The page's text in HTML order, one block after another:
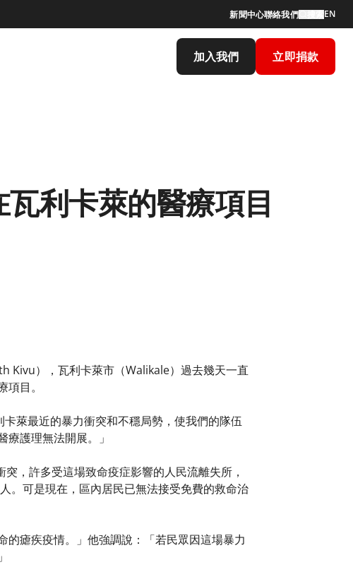
新聞中心聯絡我們 EN
加入我們 立即捐款
利卡萊的醫療項目
Kivu），瓦利卡萊市（Walikale）過去幾天一直
目。
萊最近的暴力衝突和不穩局勢，使我們的隊伍
護理無法開展。」
，許多受這場致命疫症影響的人民流離失所，
。可是現在，區內居民已無法接受免費的救命治
瘧疾疫情。」他強調說：「若民眾因這場暴力